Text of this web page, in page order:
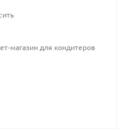
магазин для кондитеров